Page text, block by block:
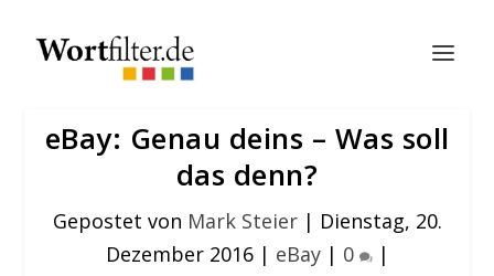
eBay: Genau deins – Was soll
das denn?
Gepostet von Mark Steier| Dienstag, 20.
Dezember 2016| eBay| 0 |